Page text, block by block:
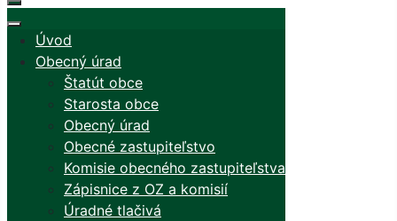
Úvod
Obecný úrad
Štatút obce
Starosta obce
Obecný úrad
Obecné zastupiteľstvo
Komisie obecného zastupiteľstva
Zápisnice z OZ a komisií
Úradné tlačivá